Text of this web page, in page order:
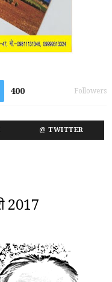
400 Followers
@ TWITTER
2017